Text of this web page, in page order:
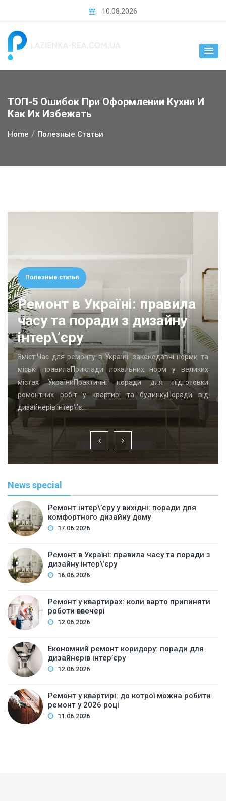
content
10.08.2026
ТОП-5 Ошибок При Оформлении Кухни И
Как Их Избежать
Home Полезные Статьи
Полезные статьи
Ремонт в Україні: правила
часу та поради з дизайну
інтер\’єру
Зміст:Час для ремонту в Україні: законодавчі норми та
міські правилаПриклади локальних норм у великих
містах УкраїниПрактичні поради для підготовки
ремонтних робіт у квартирі та будинкуПоради від
дизайнерів інтер\’є…
News special
Ремонт інтер\’єру у вихідні: поради для
комфортного дизайну дому
17.06.2026
Ремонт в Україні: правила часу та поради з
дизайну інтер\’єру
16.06.2026
Ремонт у квартирах: коли варто припиняти
роботи ввечері
12.06.2026
Економний ремонт коридору: поради для
дизайнерів інтер’єру
12.06.2026
Ремонт у квартирі: до котрої можна робити
ремонт у 2026 році
11.06.2026